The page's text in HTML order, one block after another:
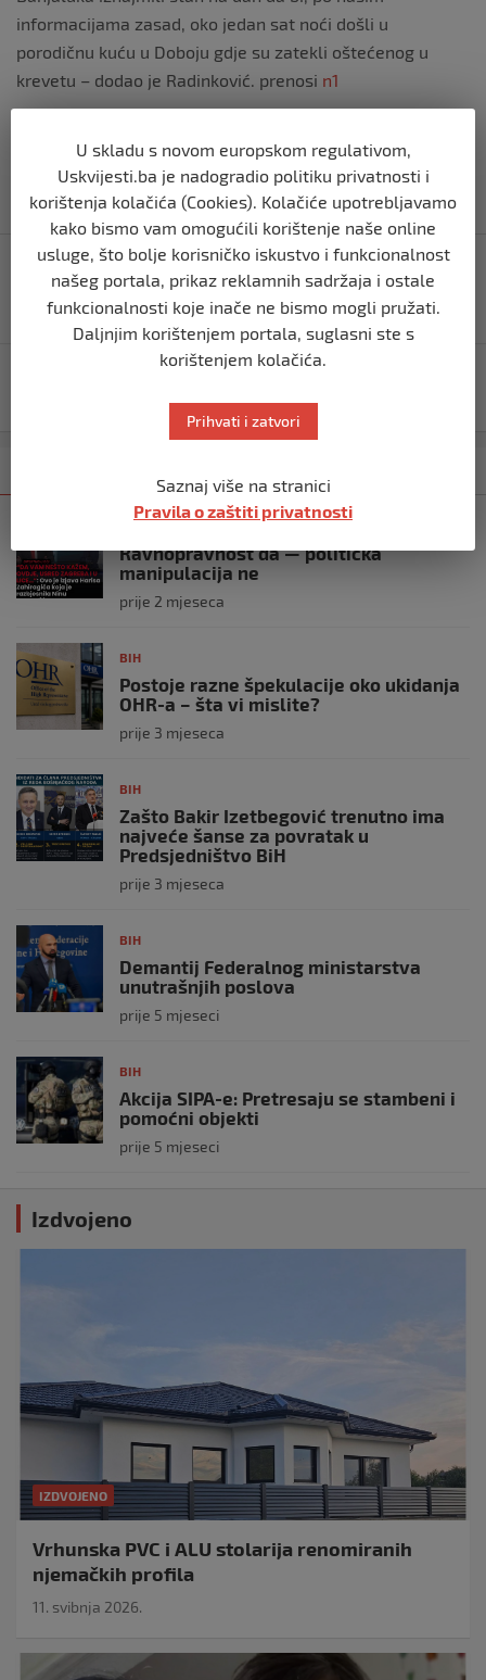
informacijama zasad, oko jedan sat noći došli u
porodičnu kuću u Doboju gdje su zatekli oštećenog u
krevetu – dodao je Radinković. prenosi n1
Navigacija
objava
Blagajnica u Hrvatskoj pljačkala trgovinu u dogovoru
s majkom, sestrom i bratom: Na kraju se slomila i sve
priznala
Katastrofalno stanje: Još jedan grad u BiH proglasio
BIH
Ravnopravnost da — politička
manipulacija ne
prije 2 mjeseca
BIH
Postoje razne špekulacije oko ukidanja
OHR-a – šta vi mislite?
prije 3 mjeseca
BIH
Zašto Bakir Izetbegović trenutno ima
najveće šanse za povratak u
Predsjedništvo BiH
prije 3 mjeseca
BIH
Demantij Federalnog ministarstva
unutrašnjih poslova
prije 5 mjeseci
BIH
Akcija SIPA-e: Pretresaju se stambeni i
pomoćni objekti
prije 5 mjeseci
Izdvojeno
IZDVOJENO
Vrhunska PVC i ALU stolarija renomiranih
njemačkih profila
11. svibnja 2026.
U skladu s novom europskom regulativom,
Uskvijesti.ba je nadogradio politiku privatnosti i
korištenja kolačića (Cookies). Kolačiće upotrebljavamo
kako bismo vam omogućili korištenje naše online
usluge, što bolje korisničko iskustvo i funkcionalnost
našeg portala, prikaz reklamnih sadržaja i ostale
funkcionalnosti koje inače ne bismo mogli pružati.
Daljnjim korištenjem portala, suglasni ste s
korištenjem kolačića.
Prihvati i zatvori
Saznaj više na stranici
Pravila o zaštiti privatnosti